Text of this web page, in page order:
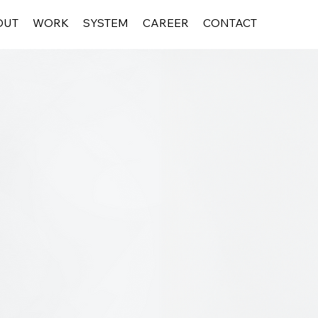
WORK SYSTEM CAREER CONTACT